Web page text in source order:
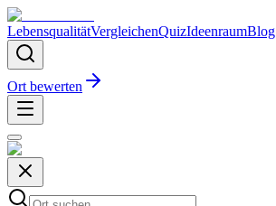
LebensqualitätVergleichenQuizIdeenraumBlog
Ort bewerten